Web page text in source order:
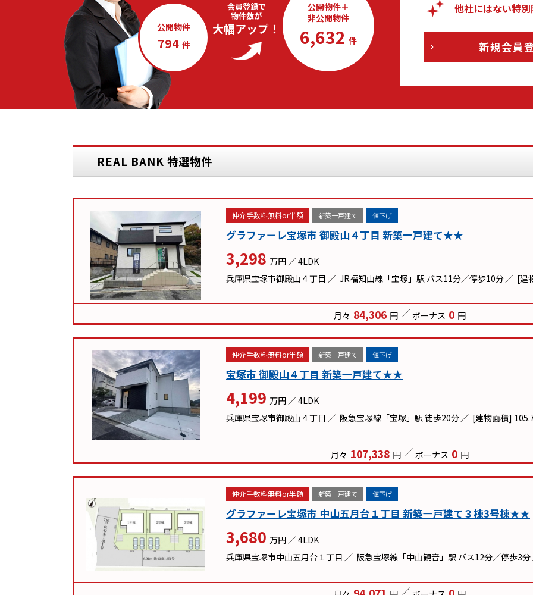
会員登録で
物件数が
大幅アップ！
公開物件
794 件
公開物件＋
非公開物件
6,632 件
他社にはない特
新規会員
REAL BANK 特選物件
仲介手数料無料or半額 新築一戸建て 値下げ
グラファーレ宝塚市 御殿山４丁目 新築一戸建て★★
3,298 万円 ／4LDK
兵庫県宝塚市御殿山４丁目
JR福知山線「宝塚」駅 バス11分／停歩10分 [建
月々 84,306 円 ボーナス 0 円
仲介手数料無料or半額 新築一戸建て 値下げ
宝塚市 御殿山４丁目 新築一戸建て★★
4,199 万円 ／4LDK
兵庫県宝塚市御殿山４丁目
阪急宝塚線「宝塚」駅 徒歩20分 [建物面積]
月々 107,338 円 ボーナス 0 円
仲介手数料無料or半額 新築一戸建て 値下げ
グラファーレ宝塚市 中山五月台１丁目 新築一戸建て３棟3号棟★★
3,680 万円 ／4LDK
兵庫県宝塚市中山五月台１丁目
阪急宝塚線「中山観音」駅 バス12分／停歩3分